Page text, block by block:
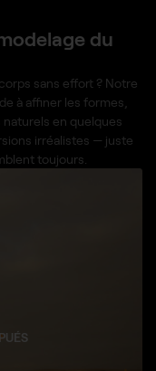
du
sans effort ? Notre
à affiner les formes,
en quelques
irréalistes — juste
toujours.